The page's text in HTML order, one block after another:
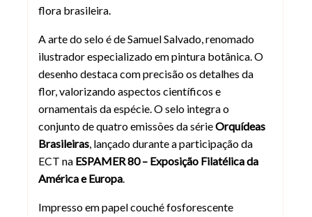
flora brasileira.
A arte do selo é de Samuel Salvado, renomado
ilustrador especializado em pintura botânica. O
desenho destaca com precisão os detalhes da
flor, valorizando aspectos científicos e
ornamentais da espécie. O selo integra o
conjunto de quatro emissões da sérieOrquídeas
Brasileiras, lançado durante a participação da
ECT na ESPAMER 80 – Exposição Filatélica da
América e Europa.
Impresso em papel couché fosforescente